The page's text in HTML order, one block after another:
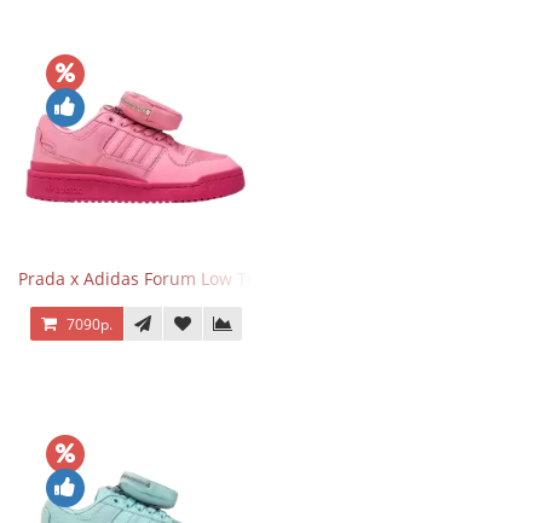
Prada x Adidas Forum Low Triple Pink
7090р.